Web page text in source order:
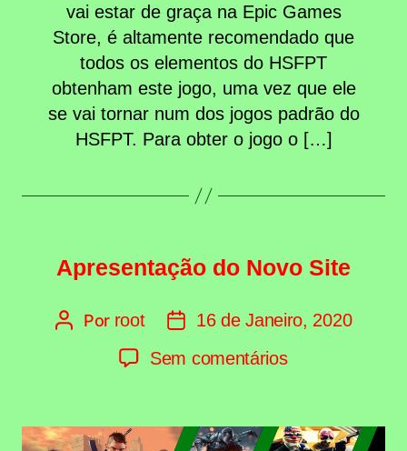
na
Epic
Games
Store
vai estar de graça na Epic Games
Store, é altamente recomendado que
todos os elementos do HSFPT
obtenham este jogo, uma vez que ele
se vai tornar num dos jogos padrão do
HSFPT. Para obter o jogo o […]
Apresentação do Novo Site
Autor
Por root
Data
artigo
16 de Janeiro, 2020
Sem comentáriosem
Novo